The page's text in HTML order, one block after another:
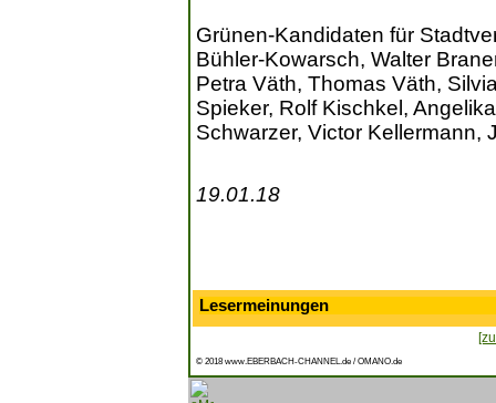
Grünen-Kandidaten für
Bühler-Kowarsch, Walter
Petra Väth, Thomas Väth,
Spieker, Rolf Kischkel,
Schwarzer, Victor Kellermann,
19.01.18
Lesermeinungen
© 2018 www.EBERBACH-CHANNEL.de / OMANO.de